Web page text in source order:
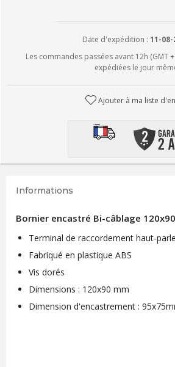
Date d'expédition : 11-08-
Les commandes passées avant 12h (GMT
expédiées le jour
Ajouter à ma liste
Informations
Bornier encastré Bi-câblage
Terminal de raccordement haut-
Fabriqué en plastique ABS
Vis dorés
Dimensions : 120x90 mm
Dimension d'encastrement :